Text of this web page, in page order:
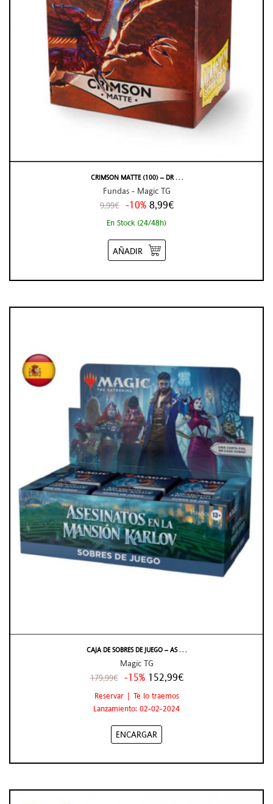
CRIMSON MATTE (100) – DR . . .
Fundas - Magic TG
9,99€ -10% 8,99€
En Stock (24/48h)
AÑADIR
CAJA DE SOBRES DE JUEGO – AS . . .
Magic TG
179,99€ -15% 152,99€
Reservar | Te lo traemos
Lanzamiento: 02-02-2024
ENCARGAR